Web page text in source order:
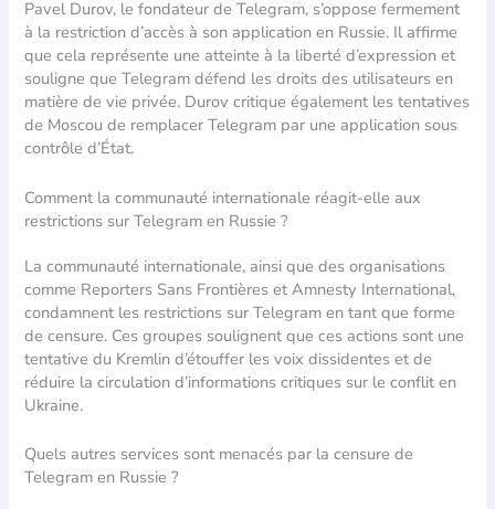
Pavel Durov, le fondateur de Telegram, s’oppose fermement
à la restriction d’accès à son application en Russie. Il affirme
que cela représente une atteinte à la liberté d’expression et
souligne que Telegram défend les droits des utilisateurs en
matière de vie privée. Durov critique également les tentatives
de Moscou de remplacer Telegram par une application sous
contrôle d’État.
Comment la communauté internationale réagit-elle aux
restrictions sur Telegram en Russie ?
La communauté internationale, ainsi que des organisations
comme Reporters Sans Frontières et Amnesty International,
condamnent les restrictions sur Telegram en tant que forme
de censure. Ces groupes soulignent que ces actions sont une
tentative du Kremlin d’étouffer les voix dissidentes et de
réduire la circulation d’informations critiques sur le conflit en
Ukraine.
Quels autres services sont menacés par la censure de
Telegram en Russie ?